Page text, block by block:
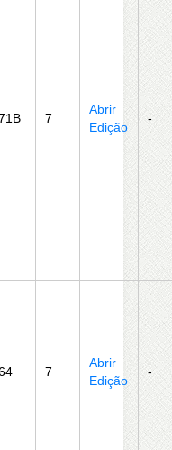
7
Abrir
Edição
-
7
Abrir
Edição
-